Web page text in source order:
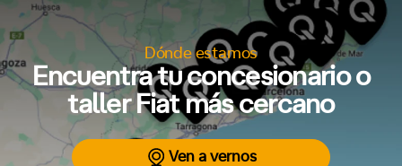
Dónde estamos
Encuentra tu concesionario o
taller Fiat más cercano
Ven a vernos